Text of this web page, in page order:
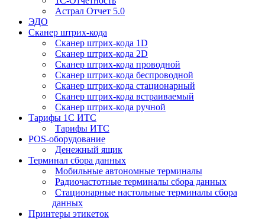
Астрал Отчет 5.0
ЭДО
Сканер штрих-кода
Сканер штрих-кода 1D
Сканер штрих-кода 2D
Сканер штрих-кода проводной
Сканер штрих-кода беспроводной
Сканер штрих-кода стационарный
Сканер штрих-кода встраиваемый
Сканер штрих-кода ручной
Тарифы 1С ИТС
Тарифы ИТС
POS-оборудование
Денежный ящик
Терминал сбора данных
Мобильные автономные терминалы
Радиочастотные терминалы сбора данных
Стационарные настольные терминалы сбора
данных
Принтеры этикеток